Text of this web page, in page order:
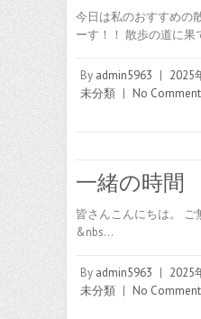
今日は私のおすすめの
ーす！！ 散歩の道に
By admin5963 | 2025
未分類 | No
一緒の時間
皆さんこんにちは。
&nbs…
By admin5963 | 2025
未分類 | No